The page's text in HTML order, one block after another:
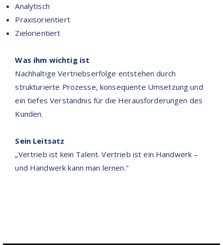
Analytisch
Praxisorientiert
Zielorientiert
Was ihm wichtig ist
Nachhaltige Vertriebserfolge entstehen durch
strukturierte Prozesse, konsequente Umsetzung und
ein tiefes Verständnis für die Herausforderungen des
Kunden.
Sein Leitsatz
„Vertrieb ist kein Talent. Vertrieb ist ein Handwerk –
und Handwerk kann man lernen.“